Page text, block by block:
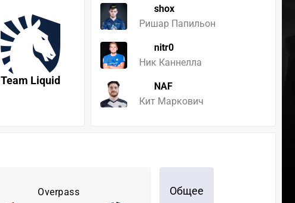
shox
Ришар Папильон
nitr0
Ник Каннелла
NAF
Кит Маркович
Team Liquid
Overpass Общее